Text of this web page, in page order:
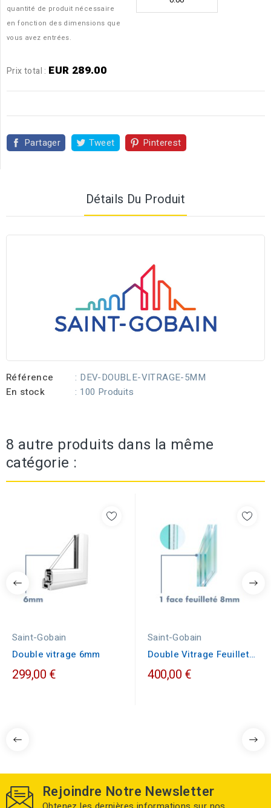
quantité de produit nécessaire
en fonction des dimensions que
vous avez entrées.
Prix ​​total : EUR 289.00
Partager Tweet Pinterest
Détails Du Produit
Référence
: DEV-DOUBLE-VITRAGE-5MM
En stock
: 100 Produits
8 autre produits dans la même
catégorie :
Saint-Gobain
Double vitrage 6mm
299,00 €
Saint-Gobain
Double Vitrage Feuilleté
1 Face 8mm
400,00 €
Rejoindre Notre Newsletter